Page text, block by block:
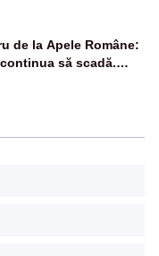
de la Apele Române:
să scadă.
închide în 4 zile